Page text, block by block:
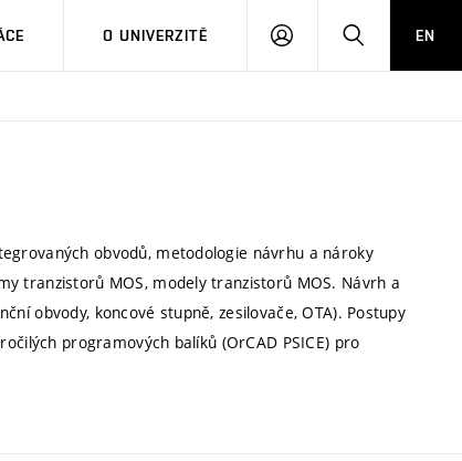
O UNIVERZITĚ
PŘIHLÁSIT HLEDATEN
obvodů, metodologie návrhu a nároky
tranzistorů MOS, modely tranzistorů MOS. Návrh a
obvody, koncové stupně, zesilovače, OTA). Postupy
programových balíků (OrCAD PSICE) pro